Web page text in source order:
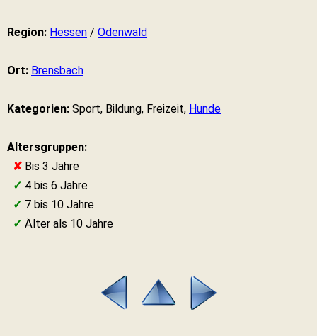
Region: Hessen / Odenwald
Ort: Brensbach
Kategorien: Sport, Bildung, Freizeit, Hunde
Altersgruppen:
✘ Bis 3 Jahre
✓ 4 bis 6 Jahre
✓ 7 bis 10 Jahre
✓ Älter als 10 Jahre